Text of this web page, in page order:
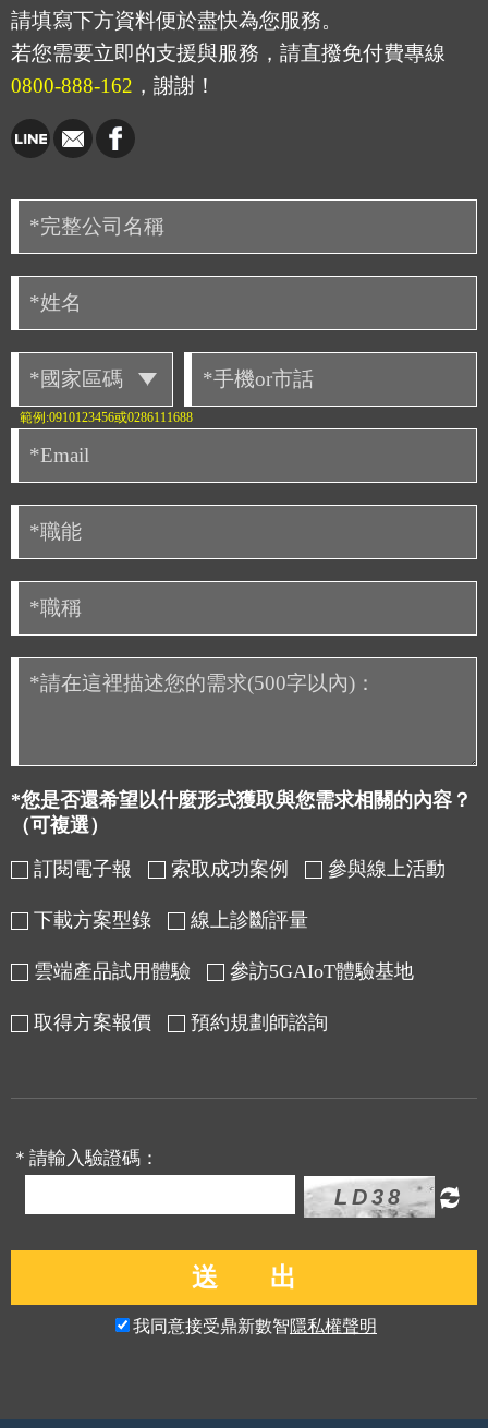
請填寫下方資料便於盡快為您服務。
若您需要立即的支援與服務，請直撥免付費專線
0800-888-162 ，謝謝！
範例:0910123456或0286111688
*您是否還希望以什麼形式獲取與您需求相關的內容？
（可複選）
訂閱電子報
索取成功案例 參與線上活動
下載方案型錄 線上診斷評量
雲端產品試用體驗 參訪5GAIoT體驗基地
取得方案報價 預約規劃師諮詢
＊請輸入驗證碼：
我同意接受鼎新數智隱私權聲明